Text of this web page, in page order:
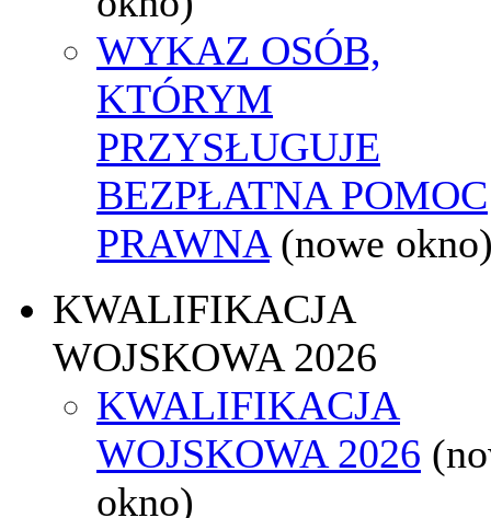
WYKAZ OSÓB,
KTÓRYM
PRZYSŁUGUJE
BEZPŁATNA POMOC
PRAWNA (nowe
KWALIFIKACJA
WOJSKOWA 2026
KWALIFIKACJA
WOJSKOWA 2026
okno)